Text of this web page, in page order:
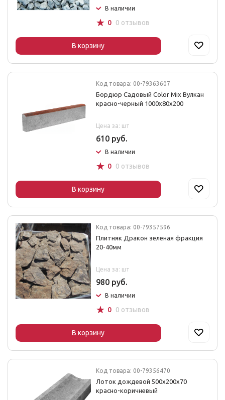
В наличии
☆ 0 0 отзывов
В корзину
Код товара: 00-79363607
Бордюр Садовый Color Mix Вулкан
красно-черный 1000х80х200
Цена за: шт
610 руб.
В наличии
☆ 0 0 отзывов
В корзину
Код товара: 00-79357596
Плитняк Дракон зеленая фракция
20-40мм
Цена за: шт
980 руб.
В наличии
☆ 0 0 отзывов
В корзину
Код товара: 00-79356470
Лоток дождевой 500х200х70
красно-коричневый